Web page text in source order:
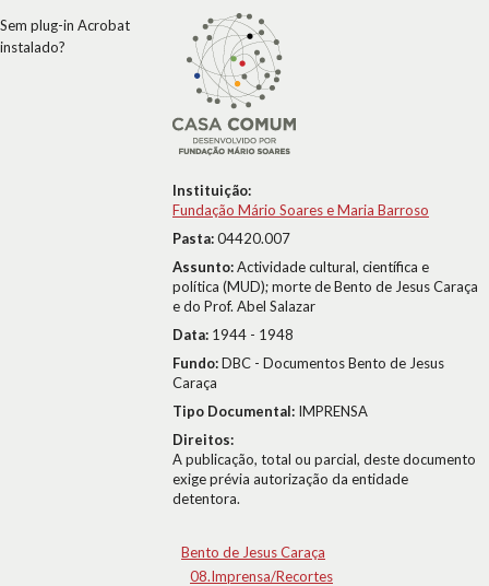
Instituição:
Fundação Mário Soares e Maria Barroso
Pasta:04420.007
Assunto:Actividade cultural, científica e
política (MUD); morte de Bento de Jesus Caraça
e do Prof. Abel Salazar
Data: 1944 - 1948
Fundo:DBC - Documentos Bento de Jesus
Caraça
Tipo Documental: IMPRENSA
Direitos:
A publicação, total ou parcial, deste documento
exige prévia autorização da entidade
detentora.
Bento de Jesus Caraça
08.Imprensa/Recortes
Sem plug-in Acrobat
instalado?